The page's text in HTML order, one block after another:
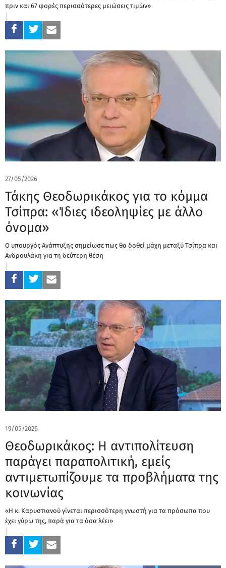
πριν και 67 φορές περισσότερες μειώσεις τιμών»
27/05/2026
Τάκης Θεοδωρικάκος για το κόμμα
Τσίπρα: «Ίδιες ιδεοληψίες με άλλο
όνομα»
Ο υπουργός Ανάπτυξης σημείωσε πως θα δοθεί μάχη μεταξύ Τσίπρα και
Ανδρουλάκη για τη δεύτερη θέση
19/05/2026
Θεοδωρικάκος: Η αντιπολίτευση
παράγει παραπολιτική, εμείς
αντιμετωπίζουμε τα προβλήματα της
κοινωνίας
«Η κ. Καρυστιανού γίνεται περισσότερη γνωστή για τα πρόσωπα που
έχει γύρω της, παρά για τα όσα λέει»